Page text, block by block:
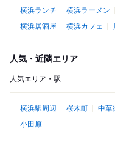
横浜ランチ
横浜ラーメン
横浜居酒屋
横浜カフェ
人気・近隣エリア
人気エリア・駅
横浜駅周辺 桜木町 中華
小田原